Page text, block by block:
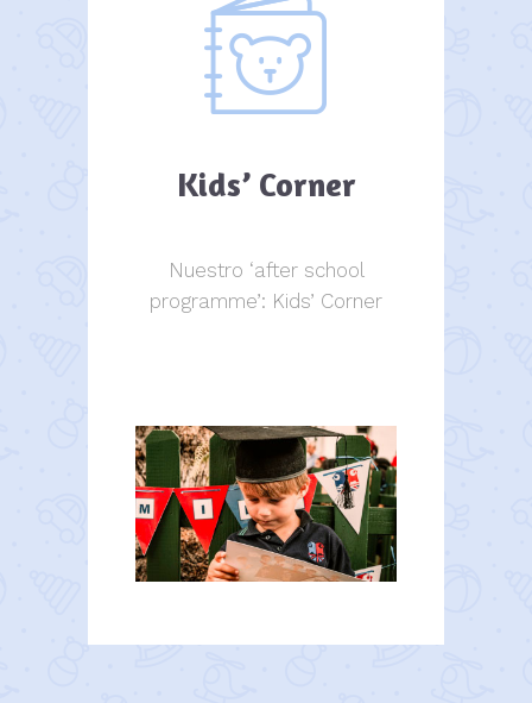
Kids’ Corner
Nuestro ‘after school
programme’: Kids’ Corner